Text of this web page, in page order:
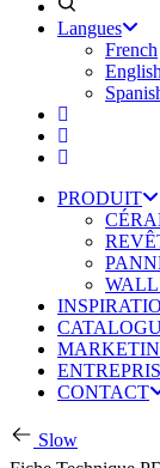
Langues
French
English
PRODUIT
CONTACT
Slow